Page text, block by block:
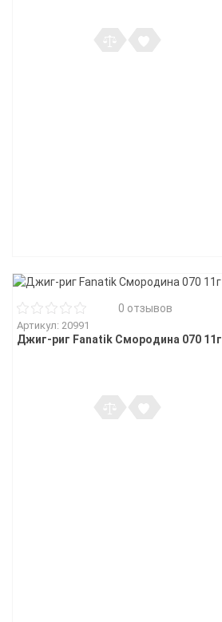
0 отзывов
Артикул: 20991
Джиг-риг Fanatik Смородина 070 11г